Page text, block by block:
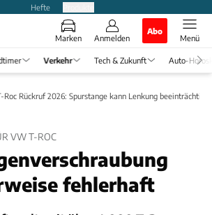
Hefte
Marken Anmelden
Abo
Menü
Verkehr Tech & Zukunft Auto-
Roc Rückruf 2026: Spurstange kann Lenkung
VW T-ROC
fehlerhaft